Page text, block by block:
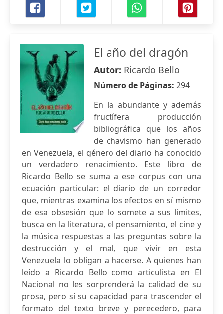
El año del dragón
Autor: Ricardo Bello
Número de Páginas: 294
En la abundante y además
fructífera producción
bibliográfica que los años
de chavismo han generado
en Venezuela, el género del diario ha conocido
un verdadero renacimiento. Este libro de
Ricardo Bello se suma a ese corpus con una
ecuación particular: el diario de un corredor
que, mientras examina los efectos en sí mismo
de esa obsesión que lo somete a sus limites,
busca en la literatura, el pensamiento, el cine y
la música respuestas a las preguntas sobre la
destrucción y el mal, que vivir en esta
Venezuela lo obligan a hacerse. A quienes han
leído a Ricardo Bello como articulista en El
Nacional no les sorprenderá la calidad de su
prosa, pero sí su capacidad para trascender el
formato del texto breve y perecedero, para